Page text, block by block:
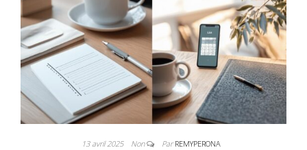
13 avril 2025 Non ParREMYPERONA